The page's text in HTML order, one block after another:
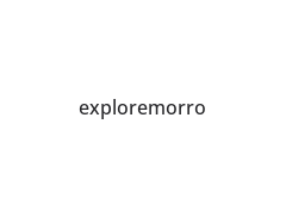
exploremorro